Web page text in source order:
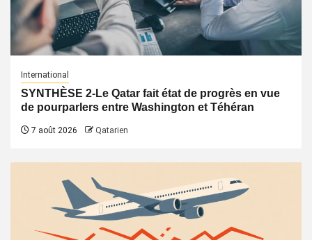
International
SYNTHÈSE 2-Le Qatar fait état de progrès en vue
de pourparlers entre Washington et Téhéran
7 août 2026 Qatarien